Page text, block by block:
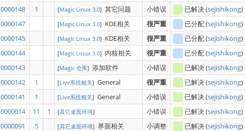
0000148
1 [Magic Linux 3.0] 其它问题 小错误 已解决(sejishikong)
0000147
[Magic Linux 3.0] KDE相关 很严重 已分配(sejishikong)
0000145
[Magic Linux 3.0] KDE相关 很严重 已分配(sejishikong)
0000144
[Magic Linux 3.0] 内核相关 很严重 已分配(sejishikong)
0000143
[Magic 仓库] 添加软件 小错误 已解决(sejishikong)
0000142
1 [Live系统相关] General 很严重 已解决(sejishikong)
0000141
1 [Live系统相关] General 小错误 已解决(sejishikong)
0000014
11 1 [其它桌面环境] 小错误 已解决(sejishikong)
0000091
5 [其它桌面环境] 界面相关 小调整 已解决(sejishikong)